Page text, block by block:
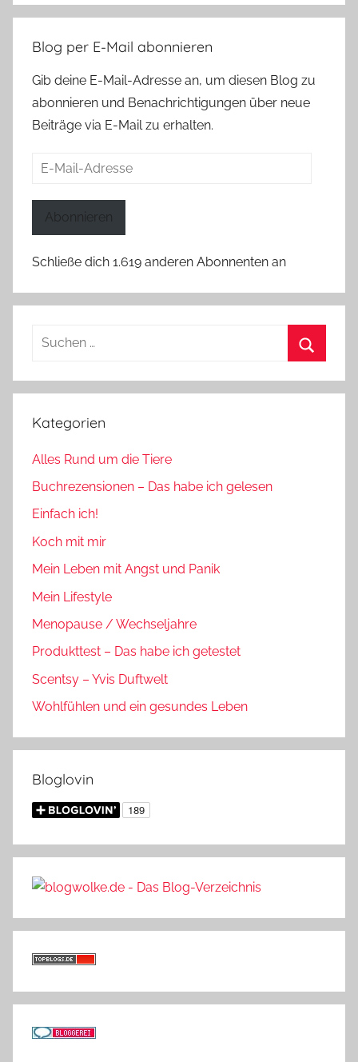
Blog per E-Mail abonnieren
Gib deine E-Mail-Adresse an, um diesen Blog zu
abonnieren und Benachrichtigungen über neue
Beiträge via E-Mail zu erhalten.
E-
Abonnieren
Schließe dich 1.619 anderen Abonnenten an
Suchen
Kategorien
Alles Rund um die Tiere
Buchrezensionen – Das habe ich gelesen
Einfach ich!
Koch mit mir
Mein Leben mit Angst und Panik
Mein Lifestyle
Menopause / Wechseljahre
Produkttest – Das habe ich getestet
Scentsy – Yvis Duftwelt
Wohlfühlen und ein gesundes Leben
Bloglovin